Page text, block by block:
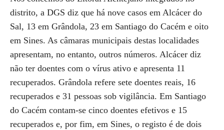
distrito, a DGS diz que há nove casos em Alcácer do
Sal, 13 em Grândola, 23 em Santiago do Cacém e oito
em Sines. As câmaras municipais destas localidades
apresentam, no entanto, outros números. Alcácer diz
não ter doentes com o vírus ativo e apresenta 11
recuperados. Grândola refere sete doentes reais, 16
recuperados e 31 pessoas sob vigilância. Em Santiago
do Cacém contam-se cinco doentes efetivos e 15
recuperados e, por fim, em Sines, o registo é de dois